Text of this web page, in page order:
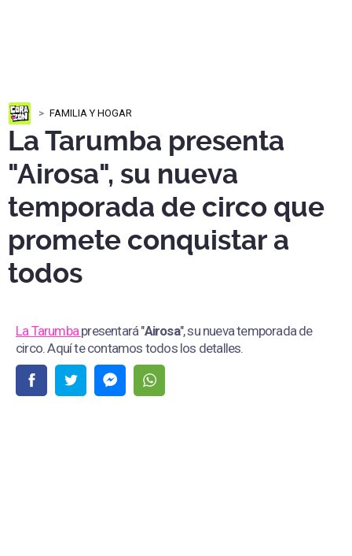
FAMILIA Y HOGAR
La Tarumba presenta
"Airosa", su nueva
temporada de circo que
promete conquistar a
todos
La Tarumbapresentará "Airosa", su nueva temporada de
circo. Aquí te contamos todos los detalles.